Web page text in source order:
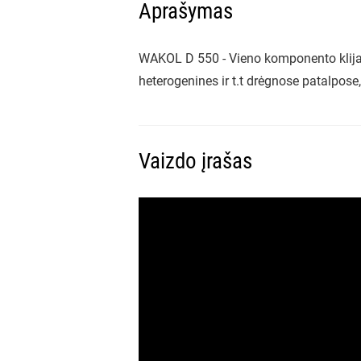
Aprašymas
WAKOL D 550 - Vieno komponento
heterogenines ir t.t drėgnose
Vaizdo įrašas